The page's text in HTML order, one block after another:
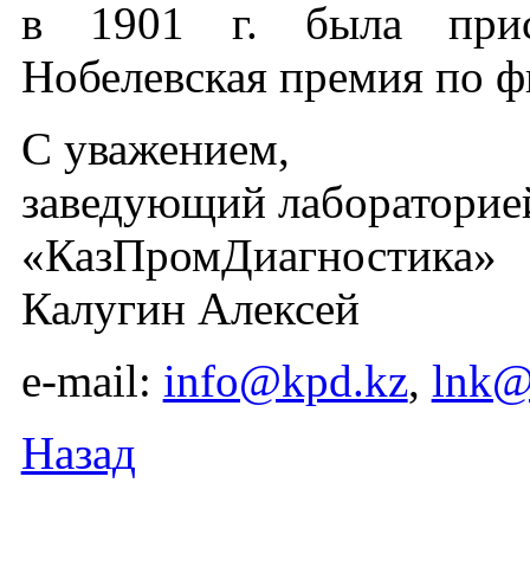
в 1901 г. была
Нобелевская премия по
С уважением,
заведующий
«КазПромДиагностика»
Калугин Алексей
e-mail: info@kpd.kz,
Назад